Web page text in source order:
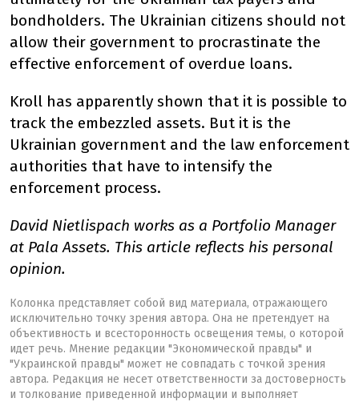
bondholders. The Ukrainian citizens should not
allow their government to procrastinate the
effective enforcement of overdue loans.
Kroll has apparently shown that it is possible to
track the embezzled assets. But it is the
Ukrainian government and the law enforcement
authorities that have to intensify the
enforcement process.
David Nietlispach works as a Portfolio Manager
at Pala Assets. This article reflects his personal
opinion.
Колонка представляет собой вид материала, отражающего
исключительно точку зрения автора. Она не претендует на
объективность и всесторонность освещения темы, о которой
идет речь. Мнение редакции "Экономической правды" и
"Украинской правды" может не совпадать с точкой зрения
автора. Редакция не несет ответственности за достоверность
и толкование приведенной информации и выполняет